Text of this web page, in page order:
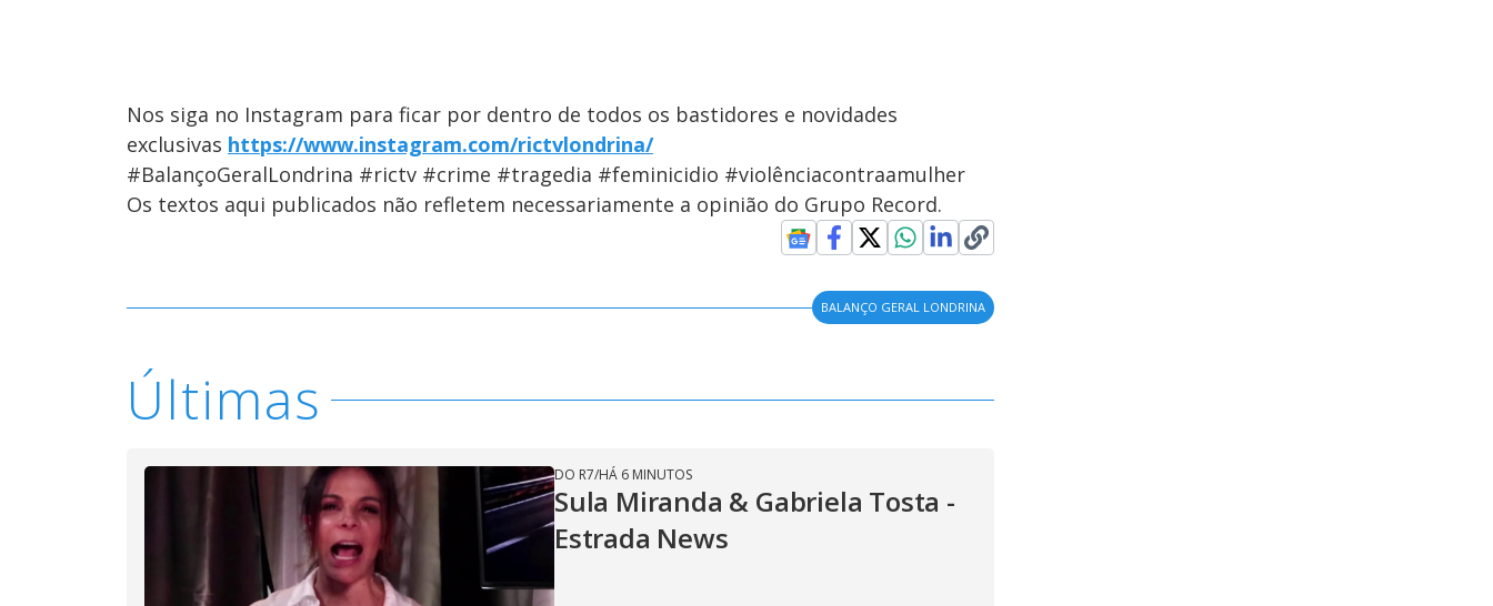
Nos siga no Instagram para ficar por dentro de todos os bastidores e novidades
exclusivas https://www.instagram.com/rictvlondrina/
#BalançoGeralLondrina #rictv #crime #tragedia #feminicidio #violênciacontraamulher
Os textos aqui publicados não refletem necessariamente a opinião do Grupo Record.
BALANÇO GERAL LONDRINA
Últimas
DO R7/HÁ 6 MINUTOS
Sula Miranda & Gabriela Tosta -
Estrada News